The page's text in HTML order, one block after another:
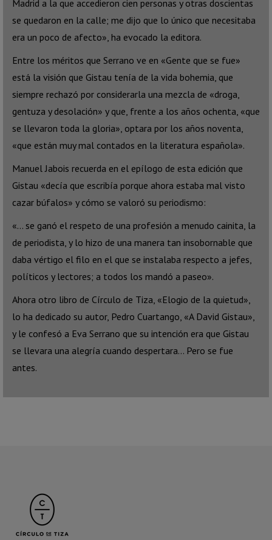
Madrid a la que accedieron cien personas y otras doscientas
se quedaron en la calle; me dijo que lo único que necesitaba
era un poco de afecto», ha evocado la editora.
Entre los méritos que Serrano ve en «Gente que se fue»
está la visión que Gistau tenía de la vida bohemia, que
siempre rechazó por considerarla una mezcla de «droga,
gentuza y desolación» y que, frente a los años ochenta, «que
se llevaron toda la gloria», optara por los años noventa,
«que están muy mal contados en la literatura española».
Manuel Jabois recuerda en el epílogo de esta edición que
Gistau «decía que escribía porque ahora estaba mal visto
cazar búfalos» y cómo se valoró su periodismo:
«… se ganó el respeto de una profesión a menudo cainita, la
de periodista, y lo hizo de una manera tan insobornable que
daba vértigo el filo en el que se instalaba respecto a jefes,
políticos y lectores; a todos los mandó a paseo».
Ahora otro libro de Círculo de Tiza, «Elogio de la quietud»,
lo ha dedicado su autor, Pedro Cuartango, «A David Gistau»,
y le confesó a Eva Serrano que su intención era que Gistau
se llevara una alegría cuando despertara… Pero se fue
antes.